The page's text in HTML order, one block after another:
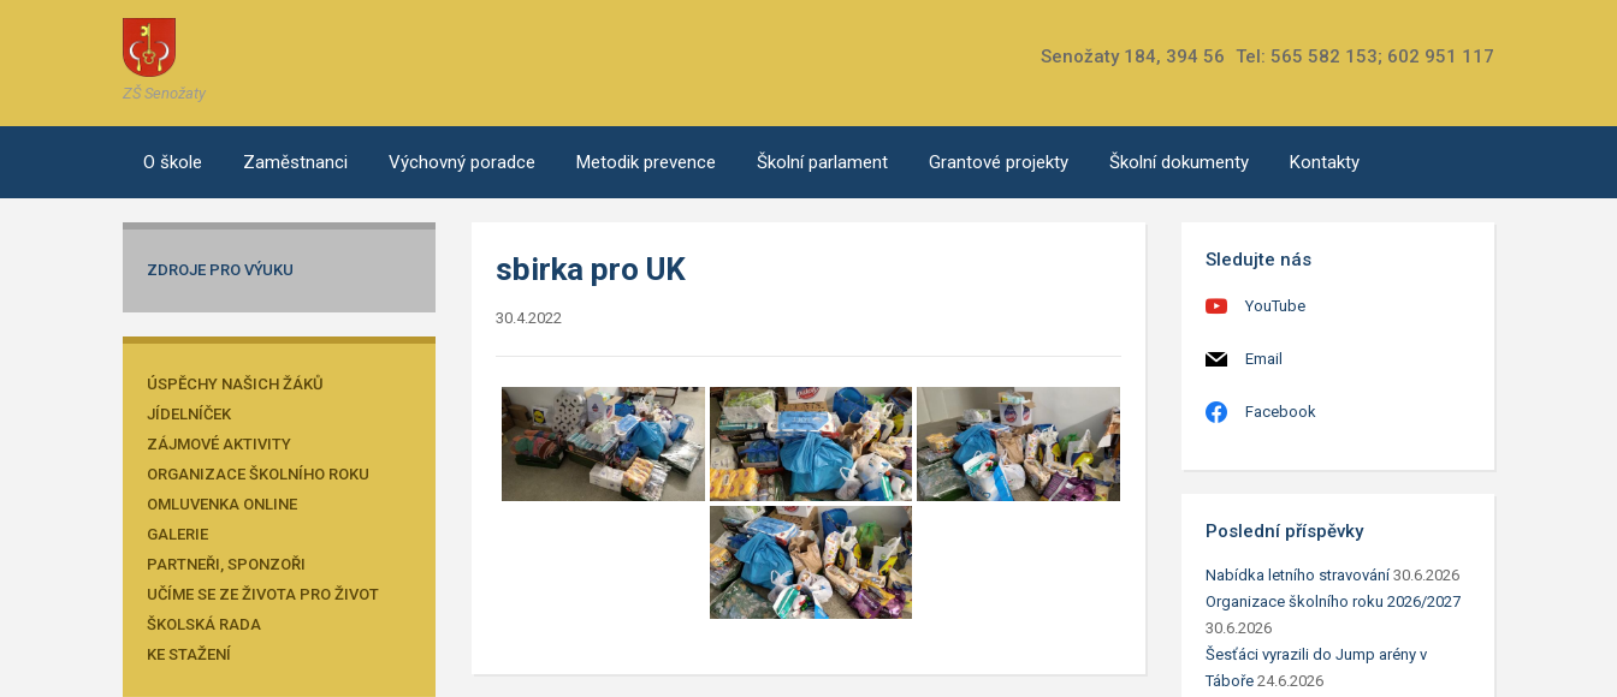
ZŠ Senožaty
Senožaty 184, 394 56 Tel: 565 582 153; 602 951 117
O škole Zaměstnanci Výchovný poradce Metodik prevence Školní parlament Grantové projekty Školní dokumenty Kontakty
ZDROJE PRO VÝUKU
ÚSPĚCHY NAŠICH ŽÁKŮ
JÍDELNÍČEK
ZÁJMOVÉ AKTIVITY
ORGANIZACE ŠKOLNÍHO ROKU
OMLUVENKA ONLINE
GALERIE
PARTNEŘI, SPONZOŘI
UČÍME SE ZE ŽIVOTA PRO ŽIVOT
ŠKOLSKÁ RADA
KE STAŽENÍ
sbirka pro UK
30.4.2022
Sledujte nás
YouTube
Email
Facebook
Poslední příspěvky
Nabídka letního stravování 30.6.2026
Organizace školního roku 2026/2027
30.6.2026
Šesťáci vyrazili do Jump arény v
Táboře 24.6.2026